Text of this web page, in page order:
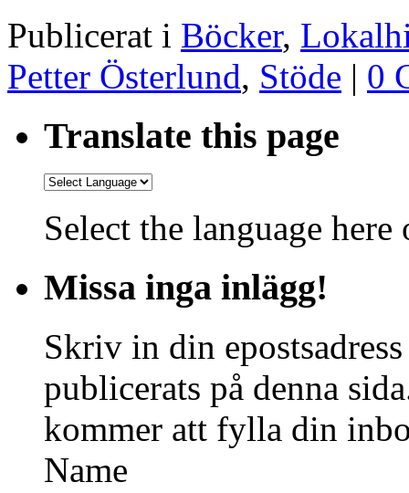
Publicerat i Böcker,
Petter Österlund, Stöde | 0
Translate this page
Select the language
Missa inga inlägg!
Skriv in din
publicerats på denna
kommer att fylla din
Name